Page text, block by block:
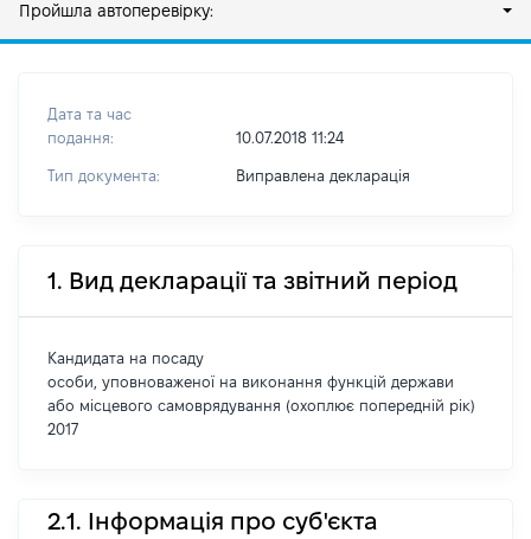
Пройшла автоперевірку:
Дата та час
подання:
10.07.2018 11:24
Тип документа: Виправлена декларація
1. Вид декларації та звітний період
Кандидата на посаду
особи, уповноваженої на виконання функцій держави
або місцевого самоврядування (охоплює попередній рік)
2017
2.1. Інформація про суб'єкта